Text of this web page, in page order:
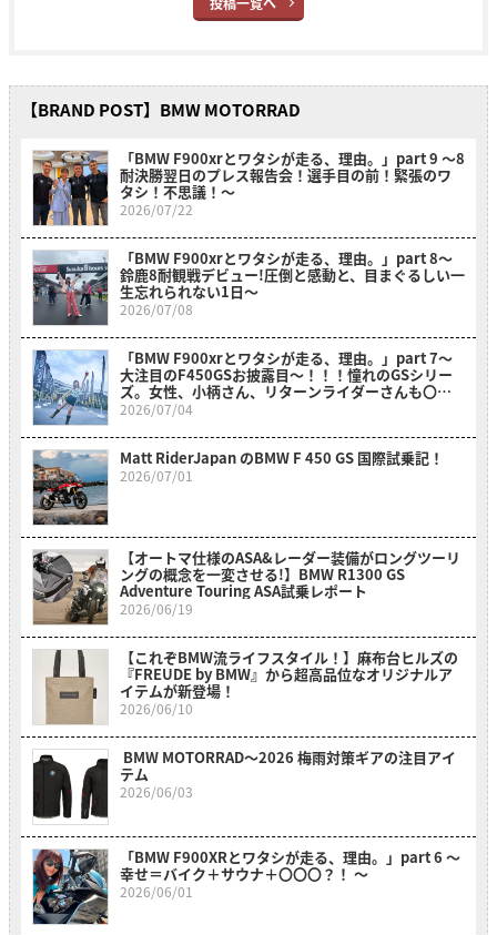
【BRAND POST】BMW MOTORRAD
「BMW F900xrとワタシが走る、理由。」part 9 〜8
耐決勝翌日のプレス報告会！選手目の前！緊張のワ
タシ！不思議！〜
2026/07/22
「BMW F900xrとワタシが走る、理由。」part 8〜
鈴鹿8耐観戦デビュー!圧倒と感動と、目まぐるしい一
生忘れられない1日〜
2026/07/08
「BMW F900xrとワタシが走る、理由。」part 7～
大注目のF450GSお披露目～！！！憧れのGSシリー
ズ。女性、小柄さん、リターンライダーさんも〇〇
のおかげでスイスイ乗れそうだ？！～
2026/07/04
Matt RiderJapan のBMW F 450 GS 国際試乗記！
2026/07/01
【オートマ仕様のASA&レーダー装備がロングツーリ
ングの概念を一変させる!】BMW R1300 GS
Adventure Touring ASA試乗レポート
2026/06/19
【これぞBMW流ライフスタイル！】麻布台ヒルズの
『FREUDE by BMW』から超高品位なオリジナルア
イテムが新登場！
2026/06/10
BMW MOTORRAD〜2026 梅雨対策ギアの注目アイ
テム
2026/06/03
「BMW F900XRとワタシが走る、理由。」part 6 〜
幸せ＝バイク＋サウナ＋〇〇〇？！ 〜
2026/06/01